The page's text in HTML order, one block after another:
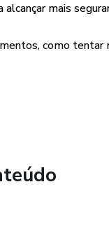
resultados.
mais
como
melhorar seus